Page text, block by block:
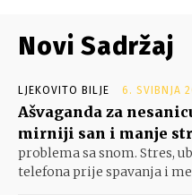
Novi Sadržaj
LJEKOVITO BILJE 6. SVIBNJA
Ašvaganda za
mirniji san i manje
problema sa snom. Stres,
telefona prije spavanja i